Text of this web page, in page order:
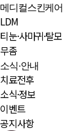
메디컬스킨케어
LDM
티눈·사마귀·탈모
무좀
소식·안내
치료전후
소식·정보
이벤트
공지사항